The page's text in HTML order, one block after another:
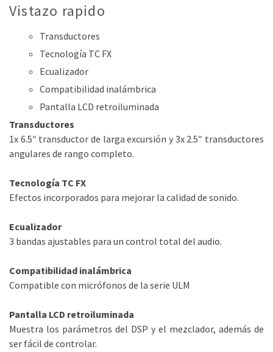
Vistazo rapido
Transductores
Tecnología TC FX
Ecualizador
Compatibilidad inalámbrica
Pantalla LCD retroiluminada
Transductores
1x 6.5″ transductor de larga excursión y 3x 2.5″ transductores
angulares de rango completo.
Tecnología TC FX
Efectos incorporados para mejorar la calidad de sonido.
Ecualizador
3 bandas ajustables para un control total del audio.
Compatibilidad inalámbrica
Compatible con micrófonos de la serie ULM
Pantalla LCD retroiluminada
Muestra los parámetros del DSP y el mezclador, además de
ser fácil de controlar.